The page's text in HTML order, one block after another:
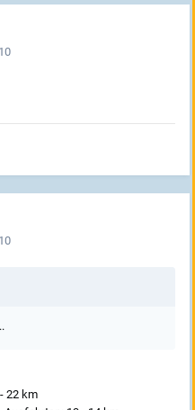
22 km